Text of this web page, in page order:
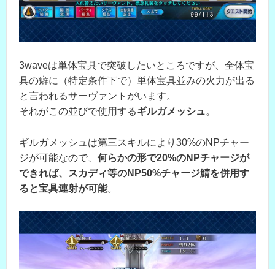
3waveは単体宝具で突破したいところですが、全体宝
具の癖に（特定条件下で）単体宝具並みの火力が出る
と言われるサーヴァントがいます。
それがこの並びで使用するギルガメッシュ。
ギルガメッシュは第三スキルにより30%のNPチャー
ジが可能なので、 何らかの形で20%のNPチャージが
できれば、スカディ等のNP50%チャージ鯖を併用す
ると宝具連射が可能。